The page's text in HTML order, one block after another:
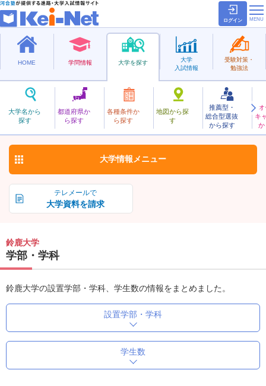
ログイン
HOME 学問情報 大学を探す
大学名から
探す
都道府県か
ら探す
各種条件か
ら探す
地図から探
す
推薦型・
総合型選抜
から探す
キ
か
大学
入試情報
受験対策・
勉強法
私立
すずか
鈴鹿大学 お気に入り
テレメールで
大学資料を請求
大学情報 メニュー
鈴鹿大学
学部・学科
鈴鹿大学の設置学部・学科、学生数の情報をまとめました。
設置学部・学科
学生数